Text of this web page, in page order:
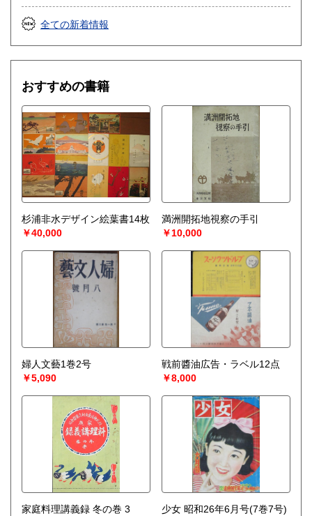
全ての新着情報
おすすめの書籍
杉浦非水デザイン絵葉書14枚
￥40,000
満洲開拓地視察の手引
￥10,000
婦人文藝1巻2号
￥5,090
戦前醬油広告・ラベル12点
￥8,000
家庭料理講義録 冬の巻 3
少女 昭和26年6月号(7巻7号)